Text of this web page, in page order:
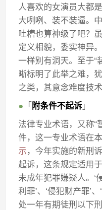
人喜欢的女演员大都
大咧咧、装不装逼。
吐槽也算神级了吧？
定义相貌，委实神异
一样别有洞天。至于“
晰标明了此举之难，
之类，其意念难度技
● 「 附条件不起诉 」
法律专业术语，又称“
件，这一专业术语在
示 ，今年实施的新刑
起诉，这条规定适用
未成年犯罪嫌疑人。‘
利罪’、‘侵犯财产罪’
处一年有期徒刑以下